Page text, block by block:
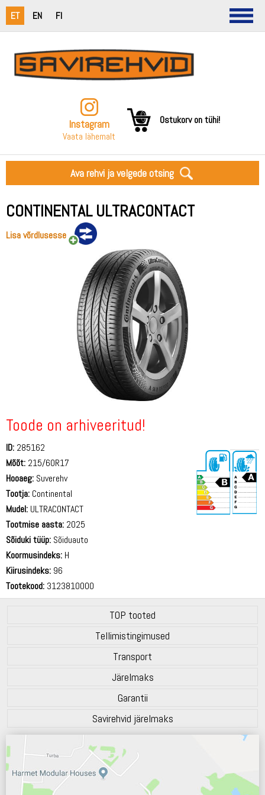
ET EN FI
Instagram
Vaata lähemalt
Ostukorv on tühi!
Ava rehvi ja velgede otsing
CONTINENTAL ULTRACONTACT
Lisa võrdlusesse
Toode on arhiveeritud!
ID: 285162
Mõõt: 215/60R17
Hooaeg: Suverehv
Tootja: Continental
Mudel: ULTRACONTACT
Tootmise aasta: 2025
Sõiduki tüüp: Sõiduauto
Koormusindeks: H
Kiirusindeks: 96
Tootekood: 3123810000
TOP tooted
Tellimistingimused
Transport
Järelmaks
Garantii
Savirehvid järelmaks